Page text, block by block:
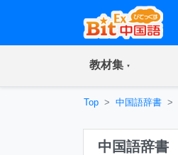
教材集(current)
Top 中国語辞書
中国語辞書